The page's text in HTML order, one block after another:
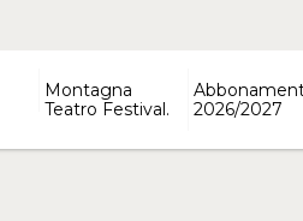
Montagna
Teatro Festival.
2026/2027